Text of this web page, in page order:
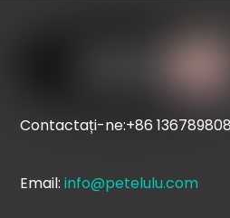
Contactați-ne:+86
Email:info@petelulu.com